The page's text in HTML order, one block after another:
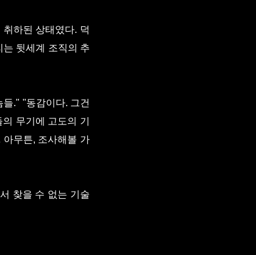
하된 상태였다. 덕
뒷세계 조직의 추
." "동감이다. 그건
무기에 고도의 기
무튼, 조사해볼 가
찾을 수 없는 기술